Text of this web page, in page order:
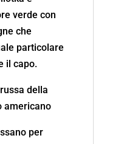
verde con
che
particolare
il capo.
della
americano
per